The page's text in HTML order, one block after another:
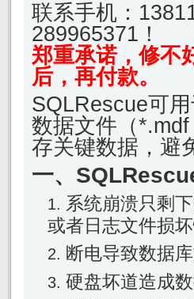
联系手机：
289965371！
郑重承诺，修不
后，再付款。
SQLRescue可
数据文件（
存关键数据，避
一、
系统崩溃只剩
或者日志文件损
断电导致数据
硬盘坏道造成